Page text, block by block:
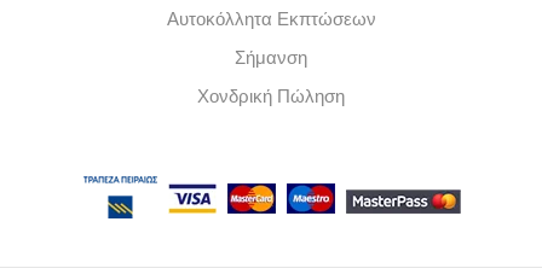
Αυτοκόλλητα Εκπτώσεων
Σήμανση
Χονδρική Πώληση